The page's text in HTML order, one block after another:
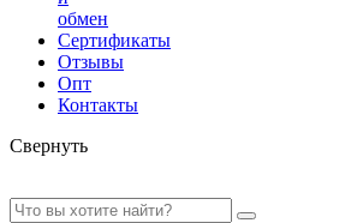
обмен
Сертификаты
Отзывы
Опт
Контакты
Свернуть